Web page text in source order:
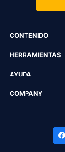
CONTENIDO
HERRAMIENTAS
AYUDA
COMPANY